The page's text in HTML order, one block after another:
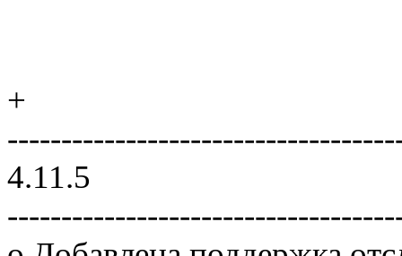
+
4.11.5